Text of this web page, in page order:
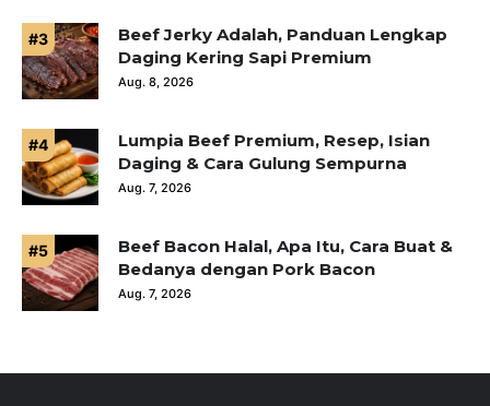
Beef Jerky Adalah, Panduan Lengkap
Daging Kering Sapi Premium
Aug. 8, 2026
Lumpia Beef Premium, Resep, Isian
Daging & Cara Gulung Sempurna
Aug. 7, 2026
Beef Bacon Halal, Apa Itu, Cara Buat &
Bedanya dengan Pork Bacon
Aug. 7, 2026